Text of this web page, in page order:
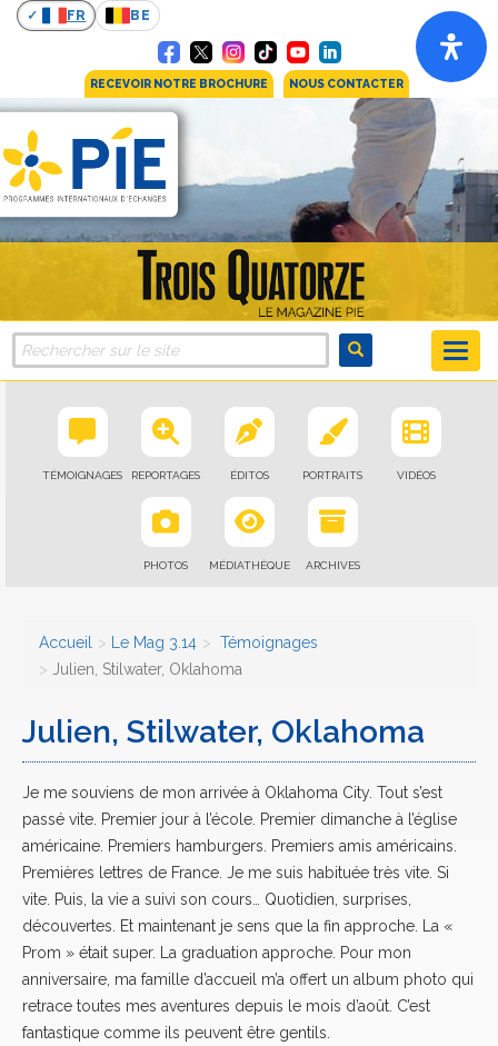
FR BE
RECEVOIR NOTRE BROCHURE NOUS CONTACTER
TÉMOIGNAGES REPORTAGES ÉDITOS PORTRAITS VIDÉOS
PHOTOS MÉDIATHÈQUE ARCHIVES
Accueil Le Mag 3.14
Témoignages
Julien, Stilwater, Oklahoma
Julien, Stilwater, Oklahoma
Je me souviens de mon arrivée à Oklahoma City. Tout s’est
passé vite. Premier jour à l’école. Premier dimanche à l’église
américaine. Premiers hamburgers. Premiers amis américains.
Premières lettres de France. Je me suis habituée très vite. Si
vite. Puis, la vie a suivi son cours… Quotidien, surprises,
découvertes. Et maintenant je sens que la fin approche. La «
Prom » était super. La graduation approche. Pour mon
anniversaire, ma famille d’accueil m’a offert un album photo qui
retrace toutes mes aventures depuis le mois d’août. C’est
fantastique comme ils peuvent être gentils.